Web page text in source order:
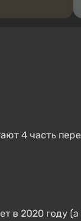
4 часть
2020 году (а